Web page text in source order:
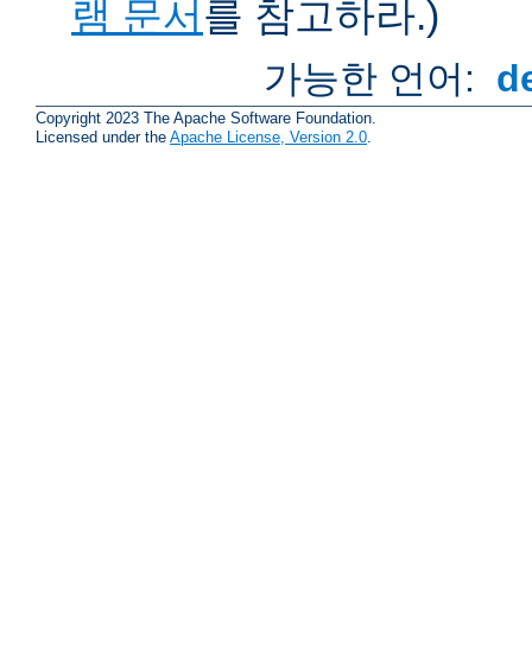
램 문서를 참고하라.)
가능한 언어:
Copyright 2023 The Apache Software Foundation.
Licensed under the Apache License, Version 2.0.